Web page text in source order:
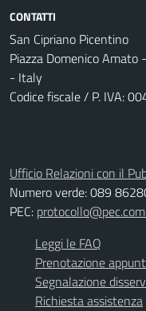
CONTATTI
San Cipriano Picentino
Piazza Domenico
- Italy
Codice fiscale / P. IVA:
Ufficio Relazioni con il
Numero verde: 089
PEC:
Leggi le FAQ
Prenotazione
Segnalazione
Richiesta assistenza